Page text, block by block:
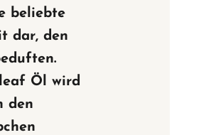
beliebte
dar, den
Öl wird
den